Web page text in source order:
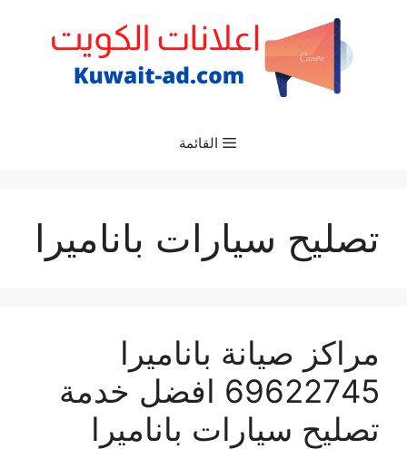
القائمة
تصليح سيارات باناميرا
مراكز صيانة باناميرا
69622745 افضل خدمة
تصليح سيارات باناميرا